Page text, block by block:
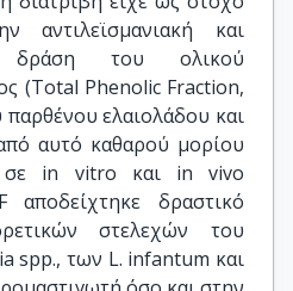
αντιλεϊσμανιακή και
δράση του ολικού
(Total Phenolic Fraction,
παρθένου ελαιολάδου και
αυτό καθαρού μορίου
σε in vitro και in vivo
δραστικό
στελεχών του
spp., των L. infantum και